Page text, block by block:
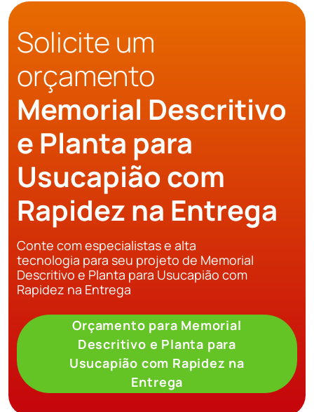
Solicite um
orçamento
Memorial Descritivo
e Planta para
Usucapião com
Rapidez na Entrega
Conte com especialistas e alta
tecnologia para seu projeto de Memorial
Descritivo e Planta para Usucapião com
Rapidez na Entrega
Orçamento para Memorial
Descritivo e Planta para
Usucapião com Rapidez na
Entrega